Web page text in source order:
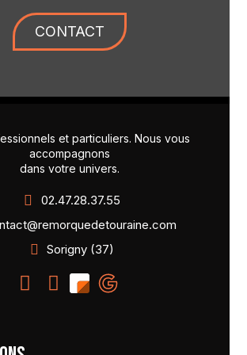
CONTACT
et particuliers. Nous vous
accompagnons
dans votre univers.
02.47.28.37.55
Sorigny (37)